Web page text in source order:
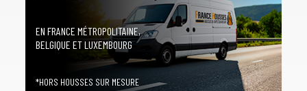
EN FRANCE MÉTROPOLITAINE,
BELGIQUE ET LUXEMBOURG
*HORS HOUSSES SUR MESURE